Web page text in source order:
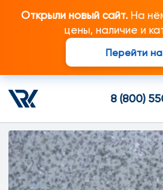
Открыли новый сайт.На
цены, наличие и
Перейти
8 (800)
1793023
подходит
марки